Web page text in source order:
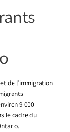
de l’immigration
9 000
le cadre du